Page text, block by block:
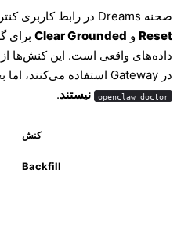
صحنه Dreams در رابط کاربری کنترل شامل کنش‌های
Reset و Clear Grounded
در Gateway استفاده می‌کنند، اما بخشی از تعمیر/مهاجرت CLI در
openclaw doctor نیستند.
کنش
Backfill